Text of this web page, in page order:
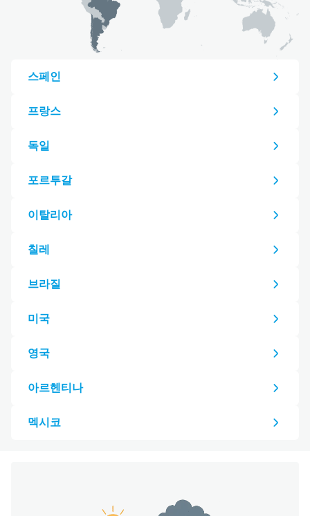
고 및
사 및
스페인
프랑스
독일
포르투갈
이탈리아
칠레
브라질
미국
영국
아르헨티나
멕시코